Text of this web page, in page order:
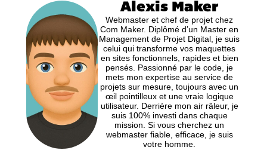
Alexis Maker
Webmaster et chef de projet chez
Com Maker. Diplômé d’un Master en
Management de Projet Digital, je suis
celui qui transforme vos maquettes
en sites fonctionnels, rapides et bien
pensés. Passionné par le code, je
mets mon expertise au service de
projets sur mesure, toujours avec un
œil pointilleux et une vraie logique
utilisateur. Derrière mon air râleur, je
suis 100% investi dans chaque
mission. Si vous cherchez un
webmaster fiable, efficace, je suis
votre homme.